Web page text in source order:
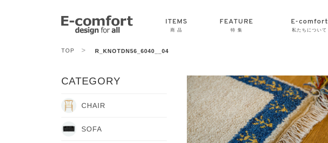
ITEMS
商 品
FEATURE
特 集
E-comfort
私たちについて
いて
TOP > R_KNOTDN56_6040__04
CATEGORY
CHAIR
SOFA